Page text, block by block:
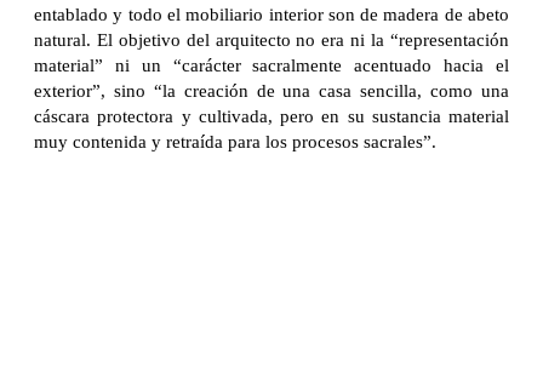
entablado y todo el mobiliario interior son de madera de abeto
natural. El objetivo del arquitecto no era ni la “representación
material” ni un “carácter sacralmente acentuado hacia el
exterior”, sino “la creación de una casa sencilla, como una
cáscara protectora y cultivada, pero en su sustancia material
muy contenida y retraída para los procesos sacrales”.